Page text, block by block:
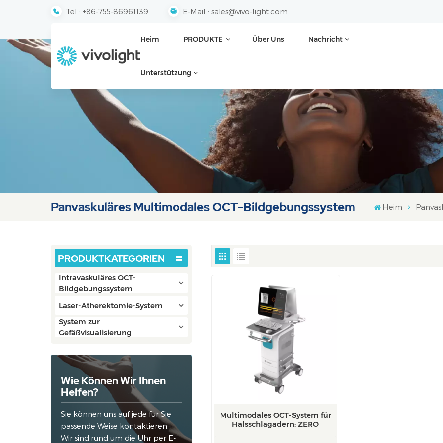
Tel : +86-755-86961139 E-Mail : sales@vivo-light.com
Heim PRODUKTE Über Uns Nachricht
Unterstützung
Panvaskuläres Multimodales OCT-Bildgebungssystem Heim
PRODUKTKATEGORIEN
Intravaskuläres OCT-
Bildgebungssystem
Laser-Atherektomie-System
System zur
Gefäßvisualisierung
Wie Können Wir Ihnen
Helfen?
Sie können uns auf jede für Sie
passende Weise kontaktieren.
Wir sind rund um die Uhr per E-
Multimodales OCT-System für
Halsschlagadern: ZERO